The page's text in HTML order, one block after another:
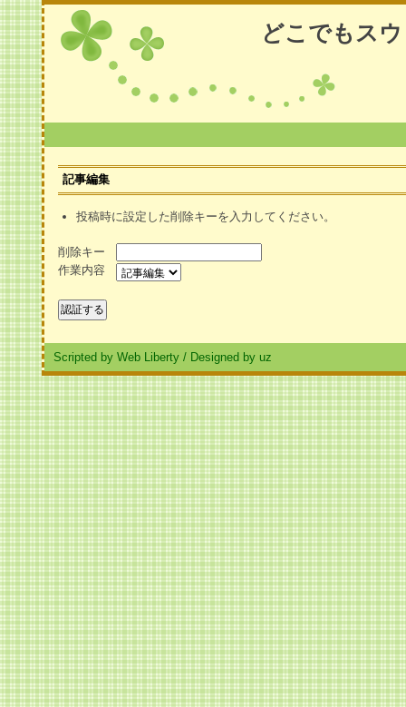
どこでもス
記事編集
投稿時に設定した削除キーを入力してください。
削除キー
作業内容
Scripted by Web Liberty / Designed by uz